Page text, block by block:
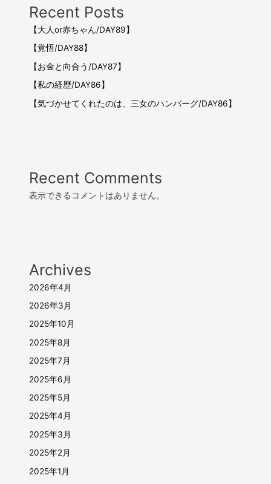
Recent Posts
【大人or赤ちゃん/DAY89】
【覚悟/DAY88】
【お金と向合う/DAY87】
【私の経歴/DAY86】
【気づかせてくれたのは、三女のハンバーグ/DAY86】
Recent Comments
表示できるコメントはありません。
Archives
2026年4月
2026年3月
2025年10月
2025年8月
2025年7月
2025年6月
2025年5月
2025年4月
2025年3月
2025年2月
2025年1月